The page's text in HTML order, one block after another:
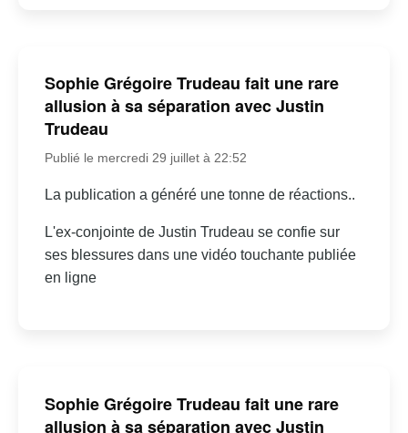
Sophie Grégoire Trudeau fait une rare
allusion à sa séparation avec Justin
Trudeau
Publié le mercredi 29 juillet à 22:52
La publication a généré une tonne de réactions..
L'ex-conjointe de Justin Trudeau se confie sur
ses blessures dans une vidéo touchante publiée
en ligne
Sophie Grégoire Trudeau fait une rare
allusion à sa séparation avec Justin